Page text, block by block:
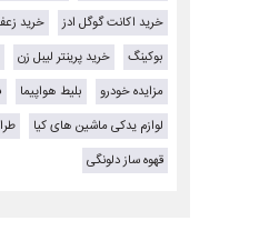
خرید اکانت گوگل ادز
خرید
بوکینگ
خرید پرینتر لیبل زن
مزایده خودرو
بلیط هواپیما
لوازم یدکی ماشین های کیا
قهوه ساز دلونگی